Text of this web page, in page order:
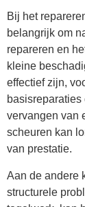
Bij het
belangrijk om
repareren en
kleine
effectief zijn,
vervangen van
scheuren kan
van prestatie.
Aan de andere
structurele